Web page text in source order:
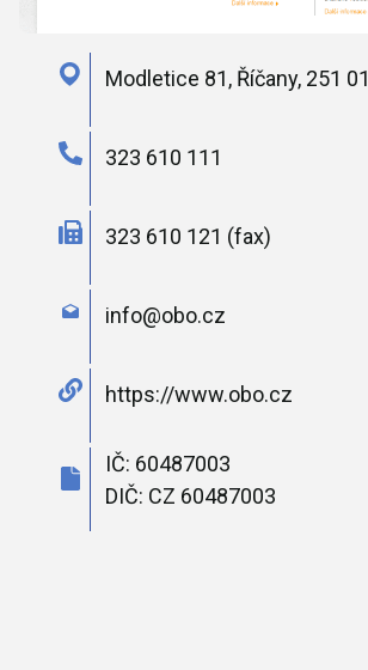
Modletice 81, Říčany, 251 01
323 610 111
323 610 121 (fax)
info@obo.cz
https://www.obo.cz
IČ: 60487003
DIČ: CZ 60487003